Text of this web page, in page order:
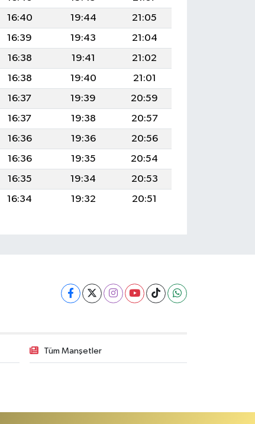
16:40 19:44
21:05
16:39 19:43
21:04
16:38 19:41
21:02
16:38 19:40
21:01
16:37 19:39
20:59
16:37 19:38
20:57
16:36 19:36
20:56
16:36 19:35
20:54
16:35 19:34
20:53
16:34 19:32 20:51
Tüm Manşetler